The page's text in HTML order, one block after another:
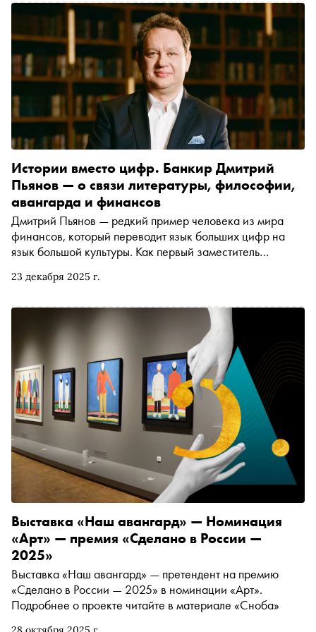
культурного наследия авангарда в искусстве). В зимнем
Татлина с архитектором проекта Юрием Аввакумовым
23 декабря 2025 г.
Истории вместо цифр. Банкир Дмитрий
Пьянов — о связи литературы, философии,
авангарда и финансов
Дмитрий Пьянов — редкий пример человека из мира
финансов, который переводит язык больших цифр на
язык большой культуры. Как первый заместитель
самые сложные экономические процессы через
поговорить с Дмитрием и понять, как связаны
литература, философия, авангард и реальная
банковская практика
Выставка «Наш авангард» — Номинация
«Арт» — премия «Сделано в России —
2025»
Выставка «Наш авангард» — претендент на премию
«Сделано в России — 2025» в номинации «Арт».
Подробнее о проекте читайте в материале «Сноба»